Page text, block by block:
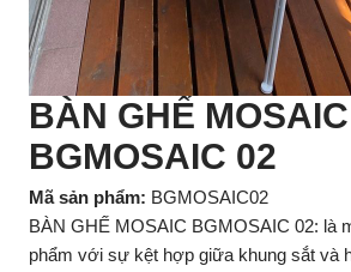
BÀN GHẾ MOSAIC
BGMOSAIC 02
Mã sản phẩm: BGMOSAIC02
BÀN GHẾ MOSAIC BGMOSAIC 02: là
phẩm với sự kệt hợp giữa khung sắt và